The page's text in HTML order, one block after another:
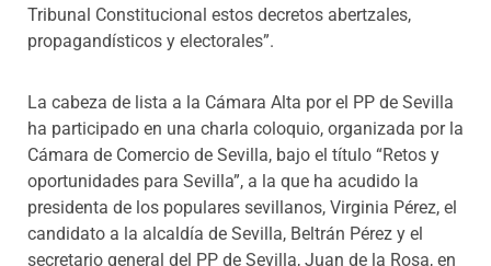
Tribunal Constitucional estos decretos abertzales,
propagandísticos y electorales”.
La cabeza de lista a la Cámara Alta por el PP de Sevilla
ha participado en una charla coloquio, organizada por la
Cámara de Comercio de Sevilla, bajo el título “Retos y
oportunidades para Sevilla”, a la que ha acudido la
presidenta de los populares sevillanos, Virginia Pérez, el
candidato a la alcaldía de Sevilla, Beltrán Pérez y el
secretario general del PP de Sevilla, Juan de la Rosa, en